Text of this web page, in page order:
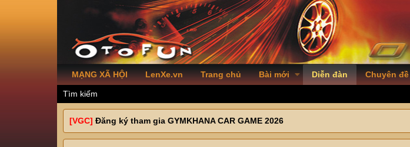
MẠNG XÃ HỘI LenXe.vn Trang chủ Bài mới Diễn đàn Chuyên đề
Tìm kiếm
[VGC] Đăng ký tham gia GYMKHANA CAR GAME 2026